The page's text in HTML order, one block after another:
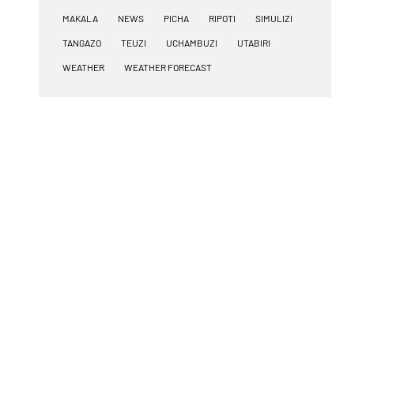
MAKALA NEWS PICHA RIPOTI SIMULIZI
TANGAZO TEUZI UCHAMBUZI UTABIRI
WEATHER WEATHER FORECAST